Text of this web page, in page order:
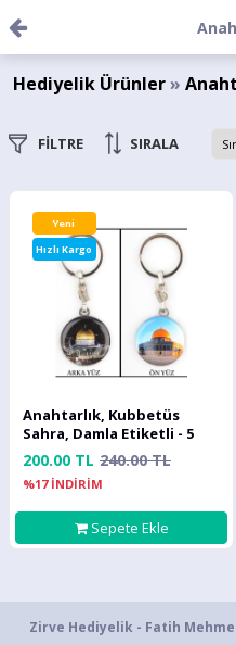
Hediyelik Ürünler»
FİLTRE SIRALA
Yeni
Hızlı Kargo
Anahtarlık, Kubbetüs
Sahra, Damla Etiketli - 5
ADET
200.00 TL 240.00 TL
%17 İNDİRİM
Sepete Ekle
Zirve Hediyelik - Fatih